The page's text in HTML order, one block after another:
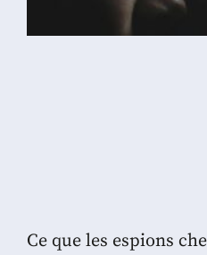
Ce que les espions